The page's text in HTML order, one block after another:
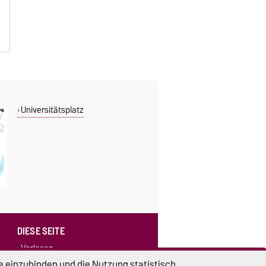
Universitätsplatz
DIESE SEITE
Vorlesen
Drucken